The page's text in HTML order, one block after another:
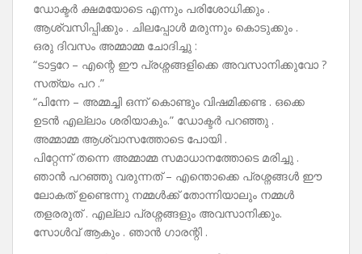
ഡോക്ടർ ക്ഷമയോടെ എന്നും പരിശോധിക്കും .
ആശ്വസിപ്പിക്കും . ചിലപ്പോൾ മരുന്നും കൊടുക്കും .
ഒരു ദിവസം അമ്മാമ്മ ചോദിച്ചു :
“ടാട്ടറേ – എന്റെ ഈ പ്രശ്നങ്ങളിക്കെ അവസാനിക്കുവോ ?
സത്യം പറ .”
“പിന്നേ – അമ്മച്ചി ഒന്ന് കൊണ്ടും വിഷമിക്കണ്ട . ഒക്കെ
ഉടൻ എല്ലാം ശരിയാകും.” ഡോക്ടർ പറഞ്ഞു .
അമ്മാമ്മ ആശ്വാസത്തോടെ പോയി .
പിറ്റേന്ന് തന്നെ അമ്മാമ്മ സമാധാനത്തോടെ മരിച്ചു .
ഞാൻ പറഞ്ഞു വരുന്നത് – എന്തൊക്കെ പ്രശ്നങ്ങൾ ഈ
ലോകത് ഉണ്ടെന്നു നമ്മൾക്ക് തോന്നിയാലും നമ്മൾ
തളരരുത് . എല്ലാ പ്രശ്നങ്ങളും അവസാനിക്കും.
സോൾവ് ആകും . ഞാൻ ഗാരന്റി .